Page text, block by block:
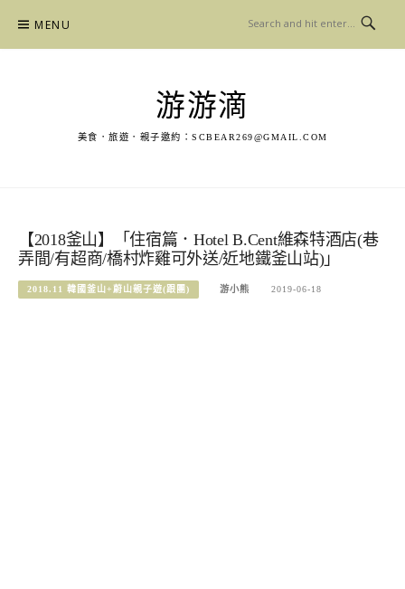
content
MENU
游游滴
美食．旅遊．親子邀約： SCBEAR269@GMAIL.COM
【2018釜山】「住宿篇．Hotel B.Cent維森特酒店(巷
弄間/有超商/橋村炸雞可外送/近地鐵釜山站)」
2018.11 韓國釜山+蔚山親子遊(跟團) 游小熊 2019-06-18